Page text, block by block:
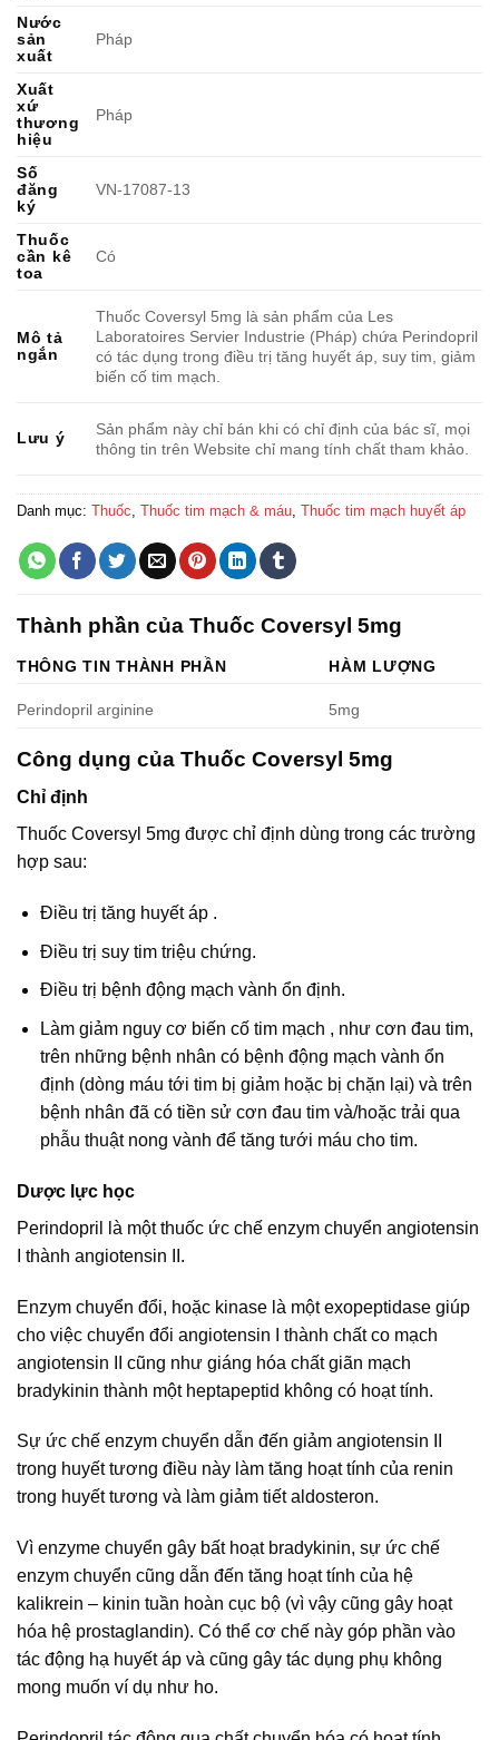
Nước
sản
xuất
Pháp
Xuất
xứ
thương
hiệu
Pháp
Số
đăng
ký
VN-17087-13
Thuốc
cần kê
toa
Có
Mô tả
ngắn
Thuốc Coversyl 5mg là sản phẩm của Les
Laboratoires Servier Industrie (Pháp) chứa Perindopril
có tác dụng trong điều trị tăng huyết áp, suy tim, giảm
biến cố tim mạch.
Lưu ý
Sản phẩm này chỉ bán khi có chỉ định của bác sĩ, mọi
thông tin trên Website chỉ mang tính chất tham khảo.
Danh mục: Thuốc, Thuốc tim mạch & máu, Thuốc tim mạch huyết áp
Thành phần của Thuốc Coversyl 5mg
THÔNG TIN THÀNH PHẦN HÀM LƯỢNG
Perindopril arginine 5mg
Công dụng của Thuốc Coversyl 5mg
Chỉ định
Thuốc Coversyl 5mg được chỉ định dùng trong các trường
hợp sau:
Ðiều trị tăng huyết áp .
Điều trị suy tim triệu chứng.
Ðiều trị bệnh động mạch vành ổn định.
Làm giảm nguy cơ biến cố tim mạch , như cơn đau tim,
trên những bệnh nhân có bệnh động mạch vành ổn
định (dòng máu tới tim bị giảm hoặc bị chặn lại) và trên
bệnh nhân đã có tiền sử cơn đau tim và/hoặc trải qua
phẫu thuật nong vành để tăng tưới máu cho tim.
Dược lực học
Perindopril là một thuốc ức chế enzym chuyển angiotensin
I thành angiotensin II.
Enzym chuyển đổi, hoặc kinase là một exopeptidase giúp
cho việc chuyển đổi angiotensin I thành chất co mạch
angiotensin II cũng như giáng hóa chất giãn mạch
bradykinin thành một heptapeptid không có hoạt tính.
Sự ức chế enzym chuyển dẫn đến giảm angiotensin II
trong huyết tương điều này làm tăng hoạt tính của renin
trong huyết tương và làm giảm tiết aldosteron.
Vì enzyme chuyển gây bất hoạt bradykinin, sự ức chế
enzym chuyển cũng dẫn đến tăng hoạt tính của hệ
kalikrein – kinin tuần hoàn cục bộ (vì vậy cũng gây hoạt
hóa hệ prostaglandin). Có thể cơ chế này góp phần vào
tác động hạ huyết áp và cũng gây tác dụng phụ không
mong muốn ví dụ như ho.